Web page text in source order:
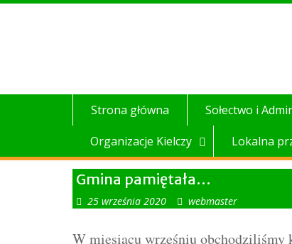
Skip
Strona główna Sołectwo i
Organizacje Kielczy
Lokalna
Gmina pamiętała…
25 września 2020 webmaster
W miesiącu wrześniu obchodziliśmy